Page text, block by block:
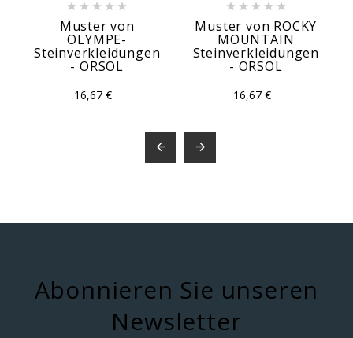
    
Muster von
OLYMPE-
Steinverkleidungen
- ORSOL
16,67 €
    
Muster von ROCKY
MOUNTAIN
Steinverkleidungen
- ORSOL
16,67 €
 
Abonnieren Sie unseren
Newsletter